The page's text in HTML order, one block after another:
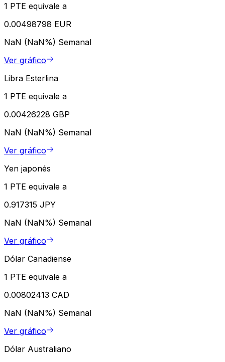
1 PTE equivale a
0.00498798 EUR
NaN (NaN%) Semanal
Ver gráfico
Libra Esterlina
1 PTE equivale a
0.00426228 GBP
NaN (NaN%) Semanal
Ver gráfico
Yen japonés
1 PTE equivale a
0.917315 JPY
NaN (NaN%) Semanal
Ver gráfico
Dólar Canadiense
1 PTE equivale a
0.00802413 CAD
NaN (NaN%) Semanal
Ver gráfico
Dólar Australiano